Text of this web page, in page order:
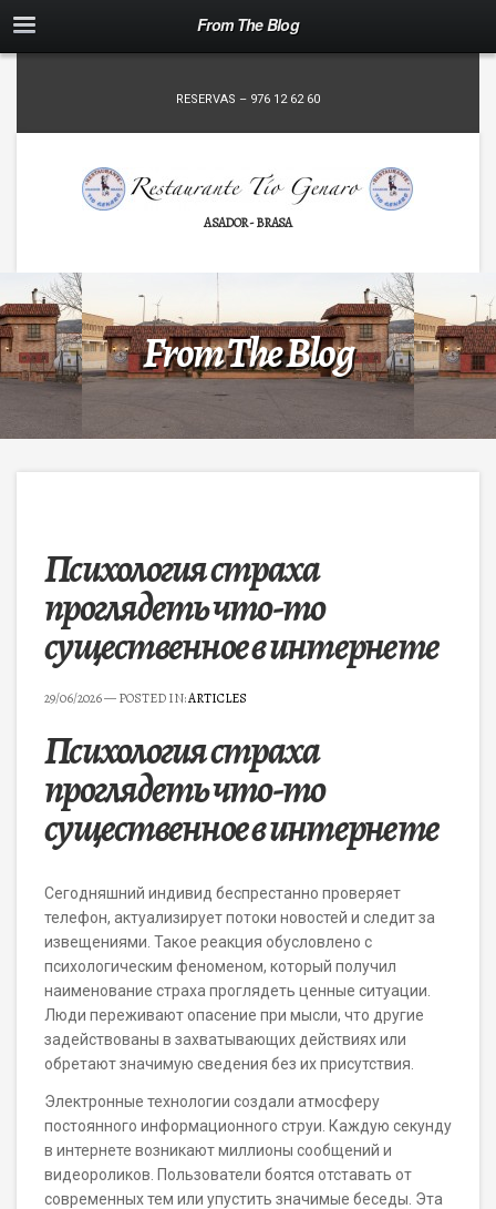
From The Blog
RESERVAS – 976 12 62 60
ASADOR - BRASA
From The Blog
Психология страха
проглядеть что-то
существенное в интернете
29/06/2026— POSTED IN:ARTICLES
Психология страха
проглядеть что-то
существенное в интернете
Сегодняшний индивид беспрестанно проверяет
телефон, актуализирует потоки новостей и следит за
извещениями. Такое реакция обусловлено с
психологическим феноменом, который получил
наименование страха проглядеть ценные ситуации.
Люди переживают опасение при мысли, что другие
задействованы в захватывающих действиях или
обретают значимую сведения без их присутствия.
Электронные технологии создали атмосферу
постоянного информационного струи. Каждую секунду
в интернете возникают миллионы сообщений и
видеороликов. Пользователи боятся отставать от
современных тем или упустить значимые беседы. Эта